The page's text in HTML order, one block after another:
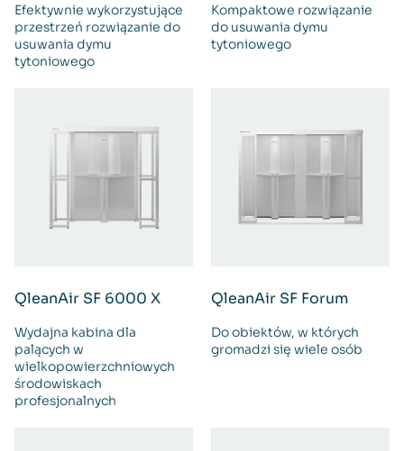
Efektywnie wykorzystujące
przestrzeń rozwiązanie do
usuwania dymu
tytoniowego
Kompaktowe rozwiązanie
do usuwania dymu
tytoniowego
QleanAir SF 6000 X
Wydajna kabina dla
palących w
wielkopowierzchniowych
środowiskach
profesjonalnych
QleanAir SF Forum
Do obiektów, w których
gromadzi się wiele osób